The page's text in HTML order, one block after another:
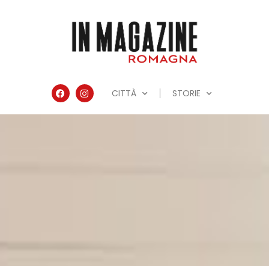
CITTÀ STORIE